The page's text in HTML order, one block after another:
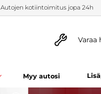
Autojen kotiintoimitus jopa 24h
Varaa
Myy autosi